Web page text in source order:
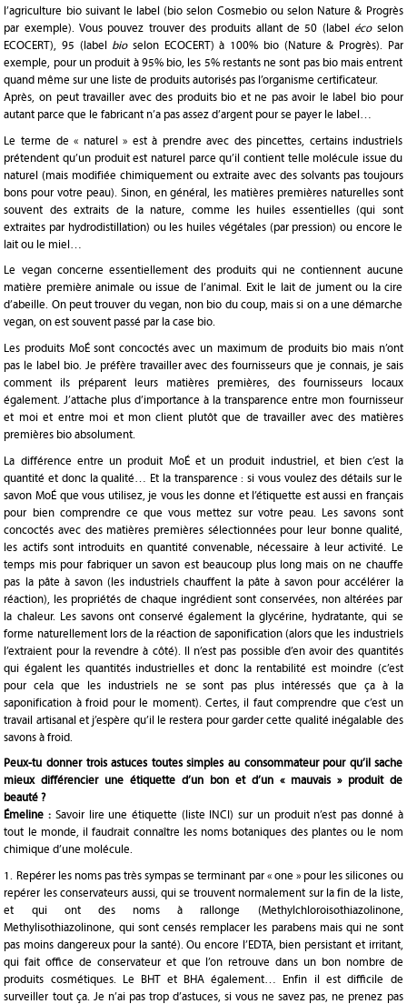
l’agriculture bio suivant le label (bio selon Cosmebio ou selon Nature & Progrès
par exemple). Vous pouvez trouver des produits allant de 50 (label écoselon
ECOCERT), 95 (label bioselon ECOCERT) à 100% bio (Nature & Progrès). Par
exemple, pour un produit à 95% bio, les 5% restants ne sont pas bio mais entrent
quand même sur une liste de produits autorisés pas l’organisme certificateur.
Après, on peut travailler avec des produits bio et ne pas avoir le label bio pour
autant parce que le fabricant n’a pas assez d’argent pour se payer le label…
Le terme de « naturel » est à prendre avec des pincettes, certains industriels
prétendent qu’un produit est naturel parce qu’il contient telle molécule issue du
naturel (mais modifiée chimiquement ou extraite avec des solvants pas toujours
bons pour votre peau). Sinon, en général, les matières premières naturelles sont
souvent des extraits de la nature, comme les huiles essentielles (qui sont
extraites par hydrodistillation) ou les huiles végétales (par pression) ou encore le
lait ou le miel…
Le vegan concerne essentiellement des produits qui ne contiennent aucune
matière première animale ou issue de l’animal. Exit le lait de jument ou la cire
d’abeille. On peut trouver du vegan, non bio du coup, mais si on a une démarche
vegan, on est souvent passé par la case bio.
Les produits MoÉ sont concoctés avec un maximum de produits bio mais n’ont
pas le label bio. Je préfère travailler avec des fournisseurs que je connais, je sais
comment ils préparent leurs matières premières, des fournisseurs locaux
également. J’attache plus d’importance à la transparence entre mon fournisseur
et moi et entre moi et mon client plutôt que de travailler avec des matières
premières bio absolument.
La différence entre un produit MoÉ et un produit industriel, et bien c’est la
quantité et donc la qualité… Et la transparence : si vous voulez des détails sur le
savon MoÉ que vous utilisez, je vous les donne et l’étiquette est aussi en français
pour bien comprendre ce que vous mettez sur votre peau. Les savons sont
concoctés avec des matières premières sélectionnées pour leur bonne qualité,
les actifs sont introduits en quantité convenable, nécessaire à leur activité. Le
temps mis pour fabriquer un savon est beaucoup plus long mais on ne chauffe
pas la pâte à savon (les industriels chauffent la pâte à savon pour accélérer la
réaction), les propriétés de chaque ingrédient sont conservées, non altérées par
la chaleur. Les savons ont conservé également la glycérine, hydratante, qui se
forme naturellement lors de la réaction de saponification (alors que les industriels
l’extraient pour la revendre à côté). Il n’est pas possible d’en avoir des quantités
qui égalent les quantités industrielles et donc la rentabilité est moindre (c’est
pour cela que les industriels ne se sont pas plus intéressés que ça à la
saponification à froid pour le moment). Certes, il faut comprendre que c’est un
travail artisanal et j’espère qu’il le restera pour garder cette qualité inégalable des
savons à froid.
Peux-tu donner trois astuces toutes simples au consommateur pour qu’il sache
mieux différencier une étiquette d’un bon et d’un « mauvais » produit de
beauté ?
Émeline : Savoir lire une étiquette (liste INCI) sur un produit n’est pas donné à
tout le monde, il faudrait connaître les noms botaniques des plantes ou le nom
chimique d’une molécule.
1. Repérer les noms pas très sympas se terminant par « one » pour les silicones ou
repérer les conservateurs aussi, qui se trouvent normalement sur la fin de la liste,
et qui ont des noms à rallonge (Methylchloroisothiazolinone,
Methylisothiazolinone, qui sont censés remplacer les parabens mais qui ne sont
pas moins dangereux pour la santé). Ou encore l’EDTA, bien persistant et irritant,
qui fait office de conservateur et que l’on retrouve dans un bon nombre de
produits cosmétiques. Le BHT et BHA également… Enfin il est difficile de
surveiller tout ça. Je n’ai pas trop d’astuces, si vous ne savez pas, ne prenez pas